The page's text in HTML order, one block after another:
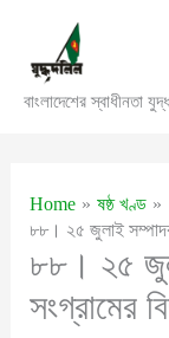
content
বাংলাদেশের স্বাধীনতা
Home
ষষ্ঠ খণ্ড
৮৮। ২৫ জুলাই
৮৮। ২৫
সংগ্রামের